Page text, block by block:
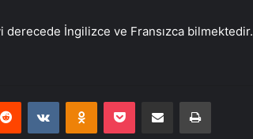
İngilizce ve Fransızca bilmektedir.
Reddit VKontakteOdnoklassniki
Pocket E-Posta ile paylaş Yazdır